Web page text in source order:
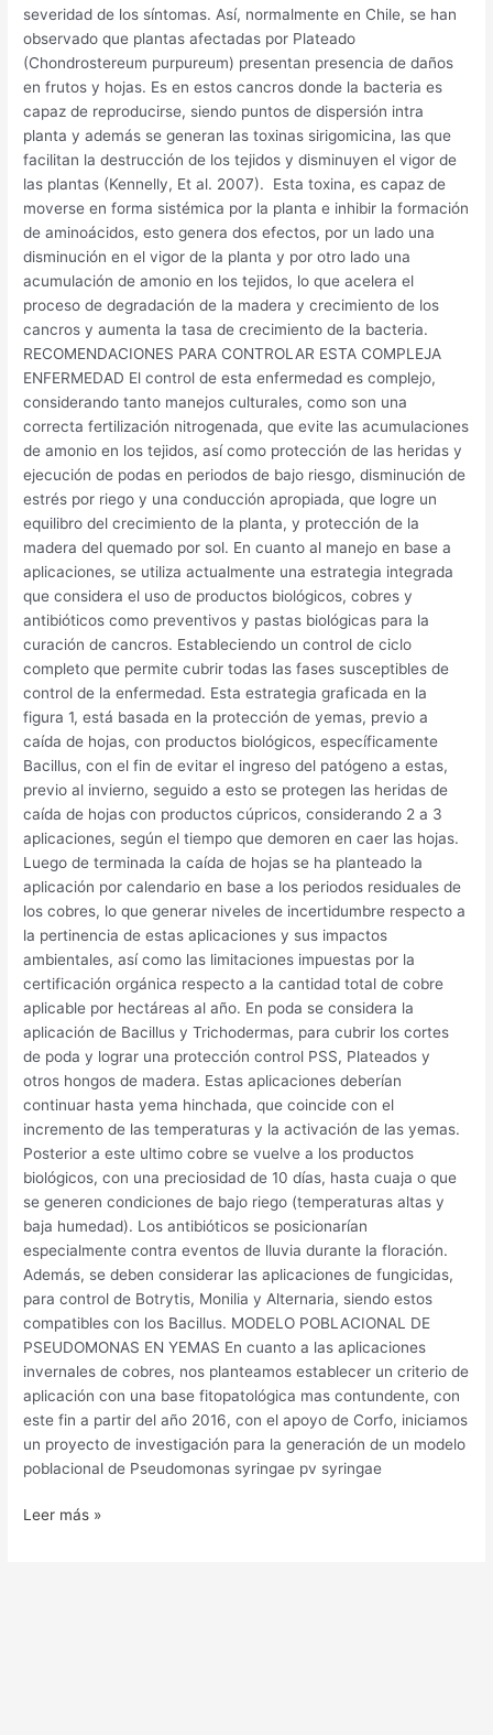
severidad de los síntomas. Así, normalmente en Chile, se han
observado que plantas afectadas por Plateado
(Chondrostereum purpureum) presentan presencia de daños
en frutos y hojas. Es en estos cancros donde la bacteria es
capaz de reproducirse, siendo puntos de dispersión intra
planta y además se generan las toxinas sirigomicina, las que
facilitan la destrucción de los tejidos y disminuyen el vigor de
las plantas (Kennelly, Et al. 2007). Esta toxina, es capaz de
moverse en forma sistémica por la planta e inhibir la formación
de aminoácidos, esto genera dos efectos, por un lado una
disminución en el vigor de la planta y por otro lado una
acumulación de amonio en los tejidos, lo que acelera el
proceso de degradación de la madera y crecimiento de los
cancros y aumenta la tasa de crecimiento de la bacteria.
RECOMENDACIONES PARA CONTROLAR ESTA COMPLEJA
ENFERMEDAD El control de esta enfermedad es complejo,
considerando tanto manejos culturales, como son una
correcta fertilización nitrogenada, que evite las acumulaciones
de amonio en los tejidos, así como protección de las heridas y
ejecución de podas en periodos de bajo riesgo, disminución de
estrés por riego y una conducción apropiada, que logre un
equilibro del crecimiento de la planta, y protección de la
madera del quemado por sol. En cuanto al manejo en base a
aplicaciones, se utiliza actualmente una estrategia integrada
que considera el uso de productos biológicos, cobres y
antibióticos como preventivos y pastas biológicas para la
curación de cancros. Estableciendo un control de ciclo
completo que permite cubrir todas las fases susceptibles de
control de la enfermedad. Esta estrategia graficada en la
figura 1, está basada en la protección de yemas, previo a
caída de hojas, con productos biológicos, específicamente
Bacillus, con el fin de evitar el ingreso del patógeno a estas,
previo al invierno, seguido a esto se protegen las heridas de
caída de hojas con productos cúpricos, considerando 2 a 3
aplicaciones, según el tiempo que demoren en caer las hojas.
Luego de terminada la caída de hojas se ha planteado la
aplicación por calendario en base a los periodos residuales de
los cobres, lo que generar niveles de incertidumbre respecto a
la pertinencia de estas aplicaciones y sus impactos
ambientales, así como las limitaciones impuestas por la
certificación orgánica respecto a la cantidad total de cobre
aplicable por hectáreas al año. En poda se considera la
aplicación de Bacillus y Trichodermas, para cubrir los cortes
de poda y lograr una protección control PSS, Plateados y
otros hongos de madera. Estas aplicaciones deberían
continuar hasta yema hinchada, que coincide con el
incremento de las temperaturas y la activación de las yemas.
Posterior a este ultimo cobre se vuelve a los productos
biológicos, con una preciosidad de 10 días, hasta cuaja o que
se generen condiciones de bajo riego (temperaturas altas y
baja humedad). Los antibióticos se posicionarían
especialmente contra eventos de lluvia durante la floración.
Además, se deben considerar las aplicaciones de fungicidas,
para control de Botrytis, Monilia y Alternaria, siendo estos
compatibles con los Bacillus. MODELO POBLACIONAL DE
PSEUDOMONAS EN YEMAS En cuanto a las aplicaciones
invernales de cobres, nos planteamos establecer un criterio de
aplicación con una base fitopatológica mas contundente, con
este fin a partir del año 2016, con el apoyo de Corfo, iniciamos
un proyecto de investigación para la generación de un modelo
poblacional de Pseudomonas syringae pv syringae
Leer más »